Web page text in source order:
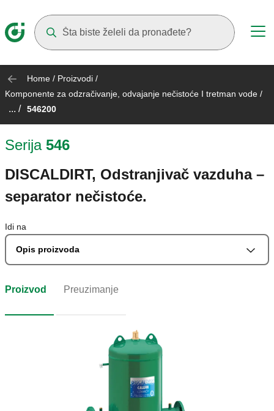
Home / Proizvodi /
Komponente za odzračivanje, odvajanje nečistoće I tretman vode /
... / 546200
Serija 546
DISCALDIRT, Odstranjivač vazduha –
separator nečistoće.
Idi na
Opis proizvoda
Proizvod Preuzimanje